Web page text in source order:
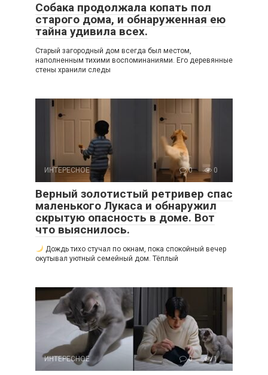
Собака продолжала копать пол
старого дома, и обнаруженная ею
тайна удивила всех.
Старый загородный дом всегда был местом,
наполненным тихими воспоминаниями. Его деревянные
стены хранили следы
ИНТЕРЕСНОЕ 0 0
Верный золотистый ретривер спас
маленького Лукаса и обнаружил
скрытую опасность в доме. Вот
что выяснилось.
Дождь тихо стучал по окнам, пока спокойный вечер
окутывал уютный семейный дом. Тёплый
ИНТЕРЕСНОЕ 0 1